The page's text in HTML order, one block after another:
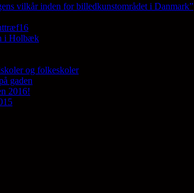
vilkår inden for billedkunstområdet i Danmark”
i Holbæk
og folkeskoler
gaden
2016!